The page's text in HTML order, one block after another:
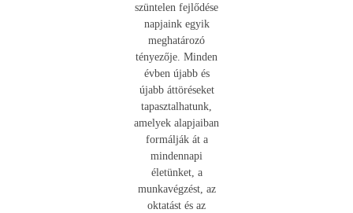
szüntelen fejlődése
napjaink egyik
meghatározó
tényezője. Minden
évben újabb és
újabb áttöréseket
tapasztalhatunk,
amelyek alapjaiban
formálják át a
mindennapi
életünket, a
munkavégzést, az
oktatást és az